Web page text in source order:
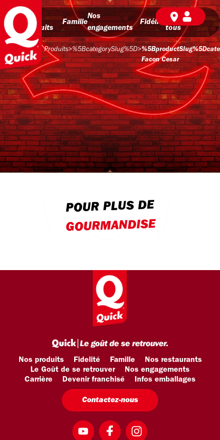
Nos
produits
Famille
Nos
engagements
Fidélité
BD pour
tous
Produits>%5BcategorySlug%5D>
Facon Cesar
POUR PLUS DE
GOURMANDISE
Nos produits Fidelité Famille
Nos restaurants
Le Goût de se retrouver
Nos engagements
Carrière
Devenir franchisé Infos emballages
Contactez-nous